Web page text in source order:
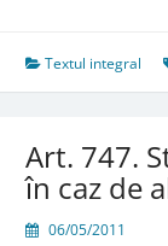
de
Textul integral
Art. 747.
în caz de
06/05/2011